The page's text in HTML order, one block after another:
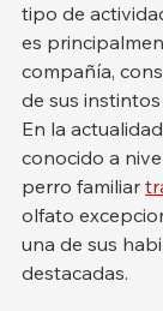
tipo de
es
compañía,
de sus instintos
En la
conocido a
perro familiar
olfato
una de sus
destacadas.